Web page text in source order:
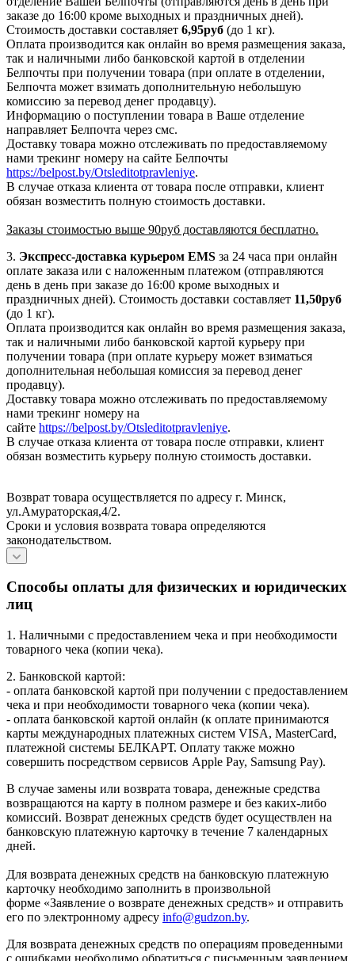
заказе до 16:00 кроме выходных и праздничных дней).
Стоимость доставки составляет 6,95руб (до 1 кг).
Оплата производится как онлайн во время размещения заказа,
так и наличными либо банковской картой в отделении
Белпочты при получении товара (при оплате в отделении,
Белпочта может взимать дополнительную небольшую
комиссию за перевод денег продавцу).
Информацию о поступлении товара в Ваше отделение
направляет Белпочта через смс.
Доставку товара можно отслеживать по предоставляемому
нами трекинг номеру на сайте Белпочты
https://belpost.by/Otsleditotpravleniye.
В случае отказа клиента от товара после отправки, клиент
обязан возместить полную стоимость доставки.
Заказы стоимостью выше 90руб доставляются бесплатно.
3. Экспресс-доставка курьером EMS за 24 часа при онлайн
оплате заказа или с наложенным платежом (отправляются
день в день при заказе до 16:00 кроме выходных и
праздничных дней). Стоимость доставки составляет 11,50руб
(до 1 кг).
Оплата производится как онлайн во время размещения заказа,
так и наличными либо банковской картой курьеру при
получении товара (при оплате курьеру может взиматься
дополнительная небольшая комиссия за перевод денег
продавцу).
Доставку товара можно отслеживать по предоставляемому
нами трекинг номеру на
сайте https://belpost.by/Otsleditotpravleniye.
В случае отказа клиента от товара после отправки, клиент
обязан возместить курьеру полную стоимость доставки.
Возврат товара осуществляется по адресу г. Минск,
ул.Амураторская,4/2.
Сроки и условия возврата товара определяются
законодательством.
Способы оплаты для физических и юридических
лиц
1. Наличными с предоставлением чека и при необходимости
товарного чека (копии чека).
2. Банковской картой:
- оплата банковской картой при получении с предоставлением
чека и при необходимости товарного чека (копии чека).
- оплата банковской картой онлайн (к оплате принимаются
карты международных платежных систем VISA, MasterCard,
платежной системы БЕЛКАРТ. Оплату также можно
совершить посредством сервисов Apple Pay, Samsung Pay).
В случае замены или возврата товара, денежные средства
возвращаются на карту в полном размере и без каких-либо
комиссий. Возврат денежных средств будет осуществлен на
банковскую платежную карточку в течение 7 календарных
дней.
Для возврата денежных средств на банковскую платежную
карточку необходимо заполнить в произвольной
форме «Заявление о возврате денежных средств» и отправить
его по электронному адресу info@gudzon.by.
Для возврата денежных средств по операциям проведенными
с ошибками необходимо обратиться с письменным заявлением